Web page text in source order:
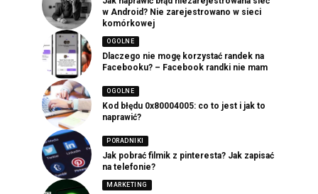
w Android? Nie zarejestrowano w sieci
komórkowej
OGOLNE
Dlaczego nie mogę korzystać randek na
Facebooku? – Facebook randki nie mam
OGOLNE
Kod błędu 0x80004005: co to jest i jak to
naprawić?
PORADNIKI
Jak pobrać filmik z pinteresta? Jak zapisać
na telefonie?
MARKETING